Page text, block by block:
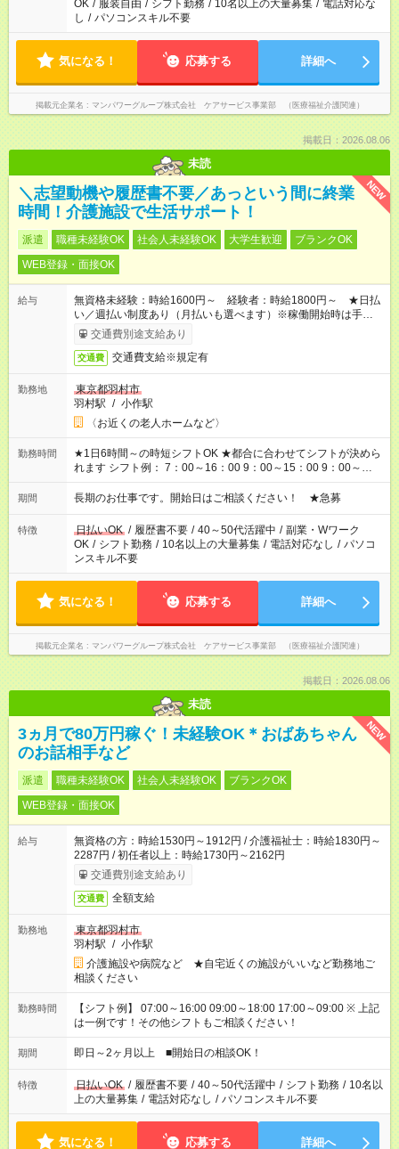
OK / 服装自由 / シフト勤務 / 10名以上の大量募集 / 電話対応な
し / パソコンスキル不要
気になる！ 応募する 詳細へ
掲載元企業名 マンパワーグループ株式会社 ケアサービス事業部 （医療福祉介護関連）
掲載日：2026.08.06
未読
NEW
＼志望動機や履歴書不要／あっという間に終業
時間！介護施設で生活サポート！
派遣 職種未経験OK 社会人未経験OK 大学生歓迎
ブランクOK
WEB登録・面接OK
給与
無資格未経験：時給1600円～ 経験者：時給1800円～ ★日払
い／週払い制度あり（月払いも選べます）※稼働開始時は手続き
完了次第のお支払いとなります。
交通費別途支給あり
交通費 交通費支給※規定有
勤務地
東京都羽村市
羽村駅 / 小作駅
〈お近くの老人ホームなど〉
勤務時間
★1日6時間～の時短シフトOK ★都合に合わせてシフトが決めら
れます シフト例： 7：00～16：00 9：00～15：00 9：00～
18：00 11：00～20：00 など ※Wワークの場合、他のお仕事と
合わせ週40時間超の就業はご案内できません ※法令に基づき、
派遣法（日雇い派遣の原則禁止）により、短時間・短期間の就
業はご案内が難しい場合があります
期間 長期のお仕事です。開始日はご相談ください！ ★急募
特徴 日払いOK / 履歴書不要 / 40～50代活躍中 / 副業・Wワーク
OK / シフト勤務 / 10名以上の大量募集 / 電話対応なし / パソコ
ンスキル不要
気になる！ 応募する 詳細へ
掲載元企業名 マンパワーグループ株式会社 ケアサービス事業部 （医療福祉介護関連）
掲載日：2026.08.06
未読
NEW
3ヵ月で80万円稼ぐ！未経験OK＊おばあちゃん
のお話相手など
派遣 職種未経験OK 社会人未経験OK
ブランクOK
WEB登録・面接OK
給与
無資格の方：時給1530円～1912円 / 介護福祉士：時給1830円～
2287円 / 初任者以上：時給1730円～2162円
交通費別途支給あり
交通費 全額支給
勤務地
東京都羽村市
羽村駅 / 小作駅
介護施設や病院など ★自宅近くの施設がいいなど勤務地ご
相談ください
勤務時間
【シフト例】 07:00～16:00 09:00～18:00 17:00～09:00 ※ 上記
は一例です！その他シフトもご相談ください！
期間 即日～2ヶ月以上 ■開始日の相談OK！
特徴 日払いOK / 履歴書不要 / 40～50代活躍中 / シフト勤務 / 10名以
上の大量募集 / 電話対応なし / パソコンスキル不要
気になる！ 応募する 詳細へ